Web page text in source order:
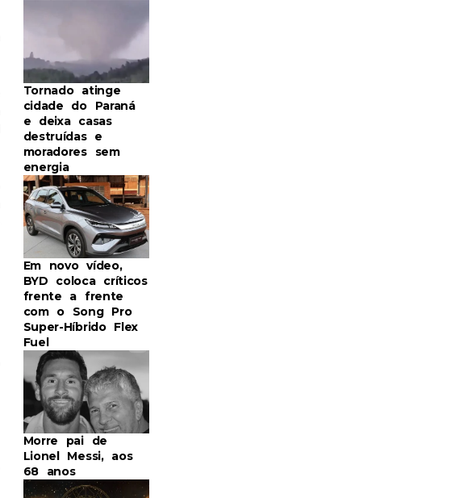
Tornado atinge
cidade do Paraná
e deixa casas
destruídas e
moradores sem
energia
Em novo vídeo,
BYD coloca críticos
frente a frente
com o Song Pro
Super-Híbrido Flex
Fuel
Morre pai de
Lionel Messi, aos
68 anos